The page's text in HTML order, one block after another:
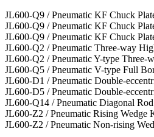
JL600-Q9 / Pneumatic KF Chuck
JL600-Q9 / Pneumatic KF Chuck
JL600-Q9 / Pneumatic KF Chuck
JL600-Q2 / Pneumatic Three-way
JL600-Q2 / Pneumatic Y-type Three-
JL600-Q5 / Pneumatic V-type Full
JL600-D1 / Pneumatic Double-
JL600-D5 / Pneumatic Double-
JL600-Q14 / Pneumatic Diagonal
JL600-Z2 / Pneumatic Rising Wedge
JL600-Z2 / Pneumatic Non-rising